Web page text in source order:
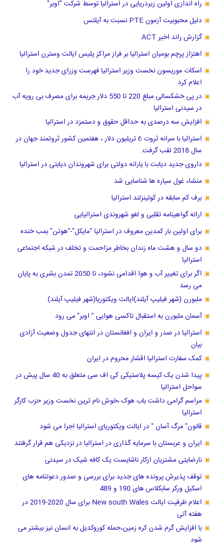
راه اندازی اولین زیردریایی در استرالیا توسط شرکت "اوبر"
دلیل محبوبیت آزمون PTE نسبت به آیلتس
گزارش راند اخیر ACT
اهتزاز پرچم بومیان استرالیا بر فراز مراکز پلیس ایالت وسترن استرالیا
اسکات موریسون نخست وزیر استرالیا فهرست وزرای جدید خود را
اعلام کرد
در پی خشکسالی مبلغ 220 تا 550 دلار جریمه برای مصرف بی رویه آب
در سیدنی استرالیا
افزایش سه درصدی به حداقل حقوق و دستمزد در استرالیا
استرالیا با سرانه ثروت 6 تریلیون دلار ، هفتمین کشور ثروتمند جهان در
سال 2018 لقب گرفت.
داروی جدید دیابت با یارانه دولتی برای شهروندان دیابتی در استرالیا
منشاء غول سیاره ها شناسایی شد
برف کم سابقه در کوئینزلند استرالیا
ارائه گواهینامه تقلبی و لغو شهروندی استرالیایی
برای اولین بار کمدین معروف در استرالیا "مایکل"-"هوتن" بمب خنده
دو سال و هشت ماه زندان بخاطر مزاحمت و تخلف در شبکه اجتماعی
استرالیا
اگر برای تغییر آب و هوا اقدامی نشود، تا 2050 تمدن بشری به پایان
می رسد
ملبورن (شهر فیلیپ آیلند)ایالت ویکتوریا(شهر فیلیپ آیلند)
آسمان ملبورن به استقبال تاکسی هوایی " اوبر" می رود
استرالیا در صدر و ایران و افغانستان در انتهای جدول وضعیت آزادی
بیان
کمک سفارت استرالیا اقشار محروم در ایران
پیدا شدن یک کیسه پلاستیکی کی اف سی متعلق به 40 سال پیش در
سواحل استرالیا
مراسم گرامی داشت باب هوک ،خوش نام ترین نخست وزیر حزب کارگر
استرالیا
قانون" مرگ آسان " در ایالت ویکتوریای استرالیا اجرا می شود
ایران و عربستان با سرمایه گذاری در استرالیا در نزدیکی هم قرار گرفتند
نارضایتی مشتریان ازکار ناشایست یک کافه شیک در سیدنی
توقف پذیرش پرونده های جدید برای بررسی و صدور دعوتنامه های
اسکیل ورکر سابکلاس های 190 و 489
اعلام ظرفیت ایالت New south Wales برای سال 2020-2019 در
هفته آتی
با افزایش گرم شدن کره زمین،حمله کوروکدیل به انسان نیز بیشتر می
شود